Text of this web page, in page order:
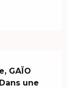
GAÏO
une